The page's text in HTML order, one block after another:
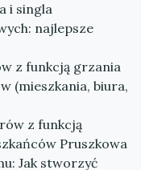
i singla
najlepsze
z funkcją grzania
(mieszkania, biura,
z funkcją
Pruszkowa
Jak stworzyć